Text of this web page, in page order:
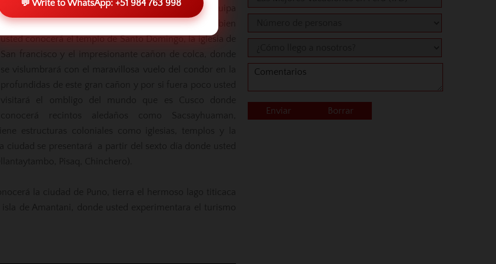
💬 Write to WhatsApp: +51 984 763 998
limeña, despues entrará a la ciudad blanca de Arequipa
donde probará el delicioso rocoto relleno y tambien
usted conocerá el templo de Santo Domingo, la iglesia de
San francisco y el impresionante cañon de colca, donde